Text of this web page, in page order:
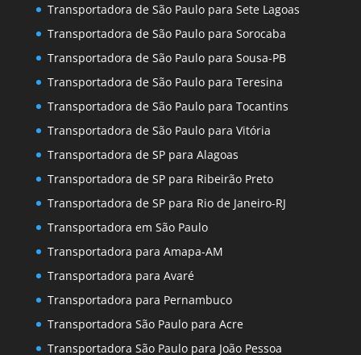
Transportadora de São Paulo para Sete Lagoas
Transportadora de São Paulo para Sorocaba
Transportadora de São Paulo para Sousa-PB
Transportadora de São Paulo para Teresina
Transportadora de São Paulo para Tocantins
Transportadora de São Paulo para Vitória
Transportadora de SP para Alagoas
Transportadora de SP para Ribeirão Preto
Transportadora de SP para Rio de Janeiro-RJ
Transportadora em São Paulo
Transportadora para Amapa-AM
Transportadora para Avaré
Transportadora para Pernambuco
Transportadora São Paulo para Acre
Transportadora São Paulo para João Pessoa